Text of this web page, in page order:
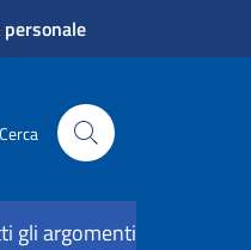
Cerca
gli argomenti